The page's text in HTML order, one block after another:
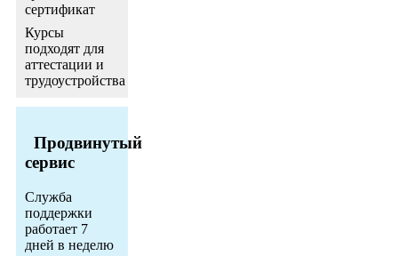
сертификат
Курсы
подходят для
аттестации и
трудоустройства
Продвинутый
сервис
Служба
поддержки
работает 7
дней в неделю